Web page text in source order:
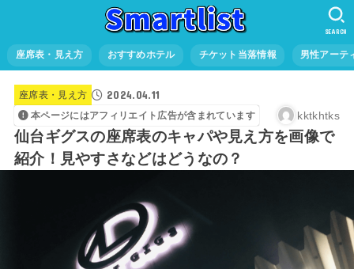
座席表・見え方 おすすめホテル チケット当落情報 男性アーテ
SEARCH
座席表・見え方 2024.04.11
本ページにはアフィリエイト広告が含まれています kktkhtks
仙台ギグスの座席表のキャパや見え方を画像で
紹介！見やすさなどはどうなの？